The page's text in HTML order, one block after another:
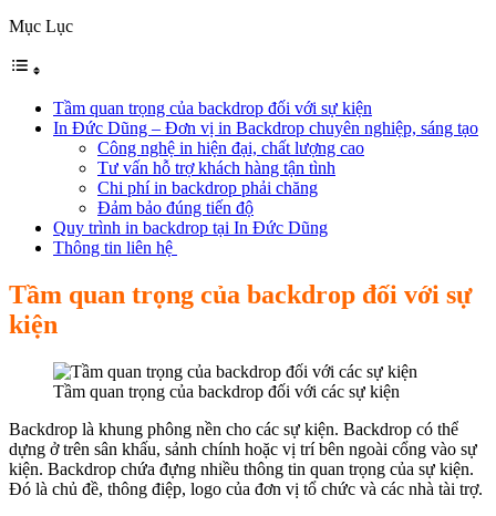
Mục Lục
Tầm quan trọng của backdrop đối với sự kiện
In Đức Dũng – Đơn vị in Backdrop chuyên nghiệp, sáng tạo
Công nghệ in hiện đại, chất lượng cao
Tư vấn hỗ trợ khách hàng tận tình
Chi phí in backdrop phải chăng
Đảm bảo đúng tiến độ
Quy trình in backdrop tại In Đức Dũng
Thông tin liên hệ
Tầm quan trọng của backdrop đối với sự
kiện
Tầm quan trọng của backdrop đối với các sự kiện
Backdrop là khung phông nền cho các sự kiện. Backdrop có thể
dựng ở trên sân khấu, sảnh chính hoặc vị trí bên ngoài cổng vào sự
kiện. Backdrop chứa đựng nhiều thông tin quan trọng của sự kiện.
Đó là chủ đề, thông điệp, logo của đơn vị tổ chức và các nhà tài trợ.